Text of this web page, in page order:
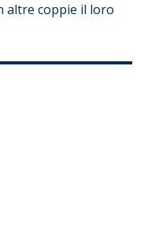
altre coppie il loro